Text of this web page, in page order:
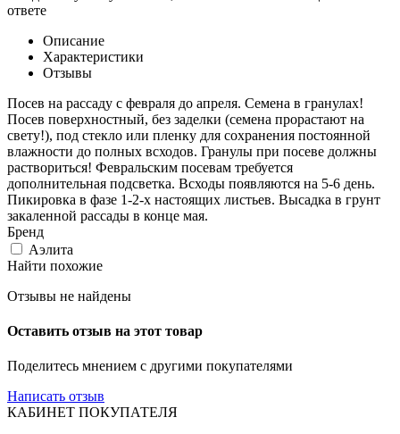
ответе
Описание
Характеристики
Отзывы
Посев на рассаду с февраля до апреля. Семена в гранулах!
Посев поверхностный, без заделки (семена прорастают на
свету!), под стекло или пленку для сохранения постоянной
влажности до полных всходов. Гранулы при посеве должны
раствориться! Февральским посевам требуется
дополнительная подсветка. Всходы появляются на 5-6 день.
Пикировка в фазе 1-2-х настоящих листьев. Высадка в грунт
закаленной рассады в конце мая.
Бренд
Аэлита
Найти похожие
Отзывы не найдены
Оставить отзыв на этот товар
Поделитесь мнением с другими покупателями
Написать отзыв
КАБИНЕТ ПОКУПАТЕЛЯ